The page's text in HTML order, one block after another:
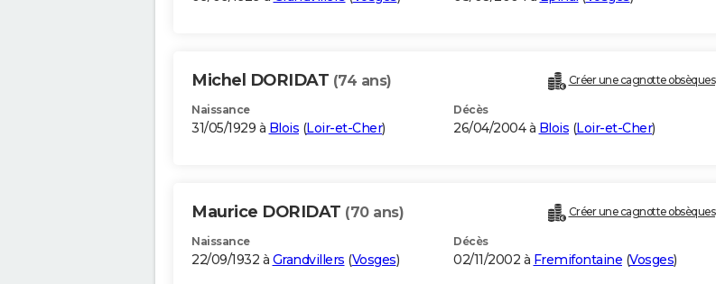
Michel DORIDAT (74 ans) Créer une cagnotte obsèques
Naissance
31/05/1929 à Blois (Loir-et-Cher)
Décès
26/04/2004 à Blois (Loir-et-Cher)
Maurice DORIDAT (70 ans) Créer une cagnotte obsèques
Naissance
22/09/1932 à Grandvillers (Vosges)
Décès
02/11/2002 à Fremifontaine (Vosges)